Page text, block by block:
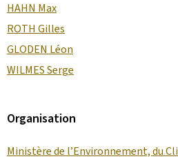
HAHN Max
ROTH Gilles
GLODEN Léon
WILMES Serge
Organisation
Ministère de l’Environnement, du